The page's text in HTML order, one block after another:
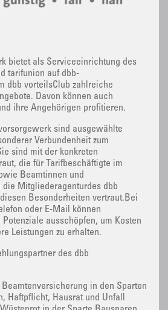
bietet als Serviceeinrichtung des
tarifunion auf dbb-
dbb vorteilsClub zahlreiche
Davon können auch
ihre Angehörigen profitieren.
sind ausgewählte
Verbundenheit zum
sind mit der konkreten
die für Tarifbeschäftigte im
Beamtinnen und
Mitgliederagenturdes dbb
Besonderheiten vertraut.Bei
oder E-Mail können
ausschöpfen, um Kosten
Leistungen zu erhalten.
des dbb
in den Sparten
Haftpflicht, Hausrat und Unfall